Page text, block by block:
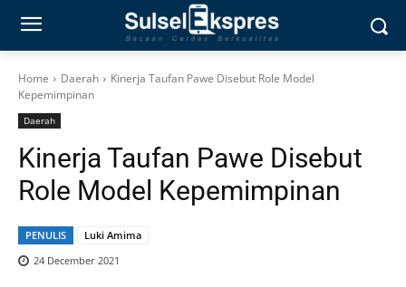
Home Daerah
Kinerja Taufan Pawe Disebut Role Model
Kepemimpinan
Daerah
Kinerja Taufan Pawe Disebut
Role Model Kepemimpinan
PENULIS
Luki Amima
24 December 2021